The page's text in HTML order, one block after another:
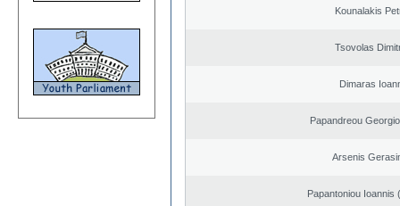
Kounalakis
Tsovolas
Dimaras
Papandreou
Arsenis
Papantoniou Ioannis